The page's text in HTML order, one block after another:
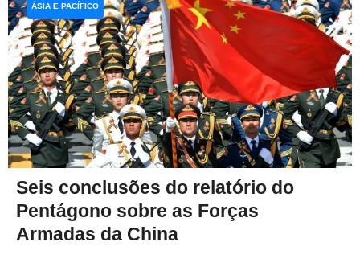
Seis conclusões do relatório do
Pentágono sobre as Forças
Armadas da China
ÁSIA E PACÍFICO